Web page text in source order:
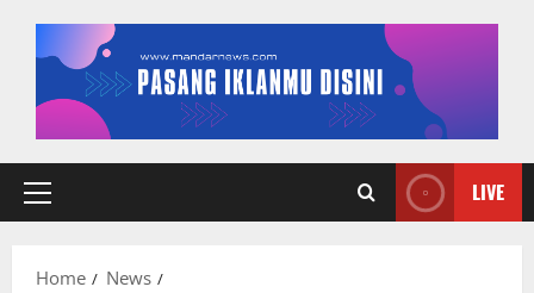
Primary
LIVE
Home
News